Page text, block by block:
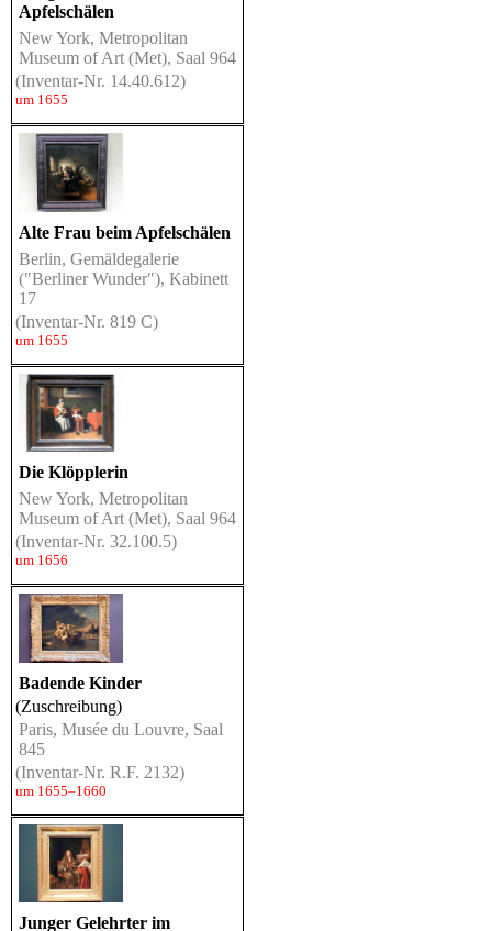
Apfelschälen
New York, Metropolitan
Museum of Art (Met), Saal 964
(Inventar-Nr. 14.40.612)
um 1655
Alte Frau beim Apfelschälen
Berlin, Gemäldegalerie
("Berliner Wunder"), Kabinett
17
(Inventar-Nr. 819 C)
um 1655
Die Klöpplerin
New York, Metropolitan
Museum of Art (Met), Saal 964
(Inventar-Nr. 32.100.5)
um 1656
Badende Kinder
(Zuschreibung)
Paris, Musée du Louvre, Saal
845
(Inventar-Nr. R.F. 2132)
um 1655–1660
Junger Gelehrter im